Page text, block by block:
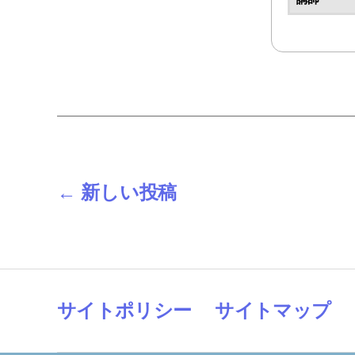
投
の
ペ
← 新しい投稿
サイトポリシー サイトマップ